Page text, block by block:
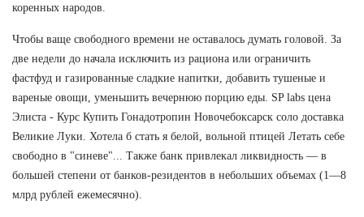
коренных народов.
Чтобы ваще свободного времени не оставалось думать головой. За
две недели до начала исключить из рациона или ограничить
фастфуд и газированные сладкие напитки, добавить тушеные и
вареные овощи, уменьшить вечернюю порцию еды. SP labs цена
Элиста - Курс Купить Гонадотропин Новочебоксарск соло доставка
Великие Луки. Хотела б стать я белой, вольной птицей Летать себе
свободно в "синеве"... Также банк привлекал ликвидность — в
большей степени от банков-резидентов в небольших объемах (1—8
млрд рублей ежемесячно).